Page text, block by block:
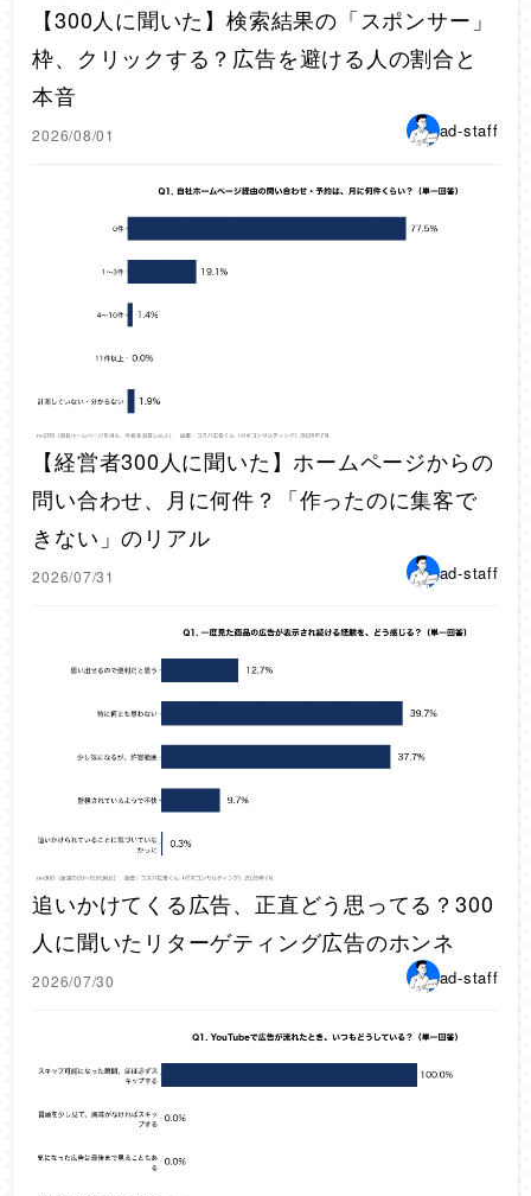
【300人に聞いた】検索結果の「スポンサー」
枠、クリックする？広告を避ける人の割合と
本音
2026/08/01 ad-staff
【経営者300人に聞いた】ホームページからの
問い合わせ、月に何件？「作ったのに集客で
きない」のリアル
2026/07/31 ad-staff
追いかけてくる広告、正直どう思ってる？300
人に聞いたリターゲティング広告のホンネ
2026/07/30 ad-staff